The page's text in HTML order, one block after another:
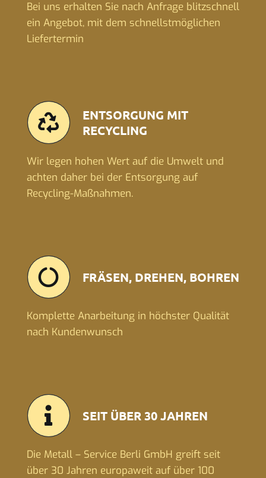
Bei uns erhalten Sie nach Anfrage blitzschnell
ein Angebot, mit dem schnellstmöglichen
Liefertermin
ENTSORGUNG MIT
RECYCLING
Wir legen hohen Wert auf die Umwelt und
achten daher bei der Entsorgung auf
Recycling-Maßnahmen.
FRÄSEN, DREHEN, BOHREN
Komplette Anarbeitung in höchster Qualität
nach Kundenwunsch
SEIT ÜBER 30 JAHREN
Die Metall – Service Berli GmbH greift seit
über 30 Jahren europaweit auf über 100